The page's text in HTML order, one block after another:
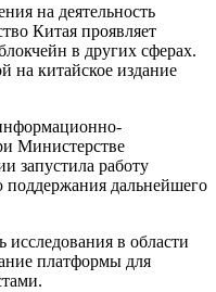
на деятельность
Китая проявляет
в других сферах.
на китайское издание
Министерстве
запустила работу
поддержания дальнейшего
исследования в области
платформы для